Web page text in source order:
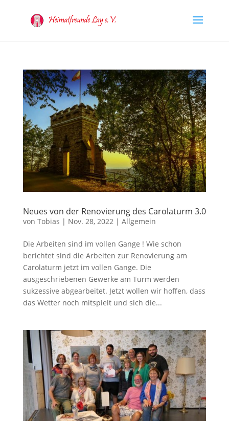
Neues von der Renovierung des Carolaturm 3.0
von Tobias | Nov. 28, 2022| Allgemein
Die Arbeiten sind im vollen Gange ! Wie schon
berichtet sind die Arbeiten zur Renovierung am
Carolaturm jetzt im vollen Gange. Die
ausgeschriebenen Gewerke am Turm werden
sukzessive abgearbeitet. Jetzt wollen wir hoffen, dass
das Wetter noch mitspielt und sich die...